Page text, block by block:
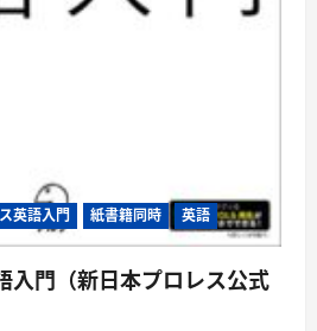
英語入門 紙書籍同時 英語
入門（新日本プロレス公式